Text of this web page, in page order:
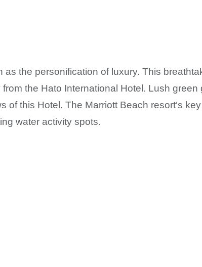
the personification of luxury. This
the Hato International Hotel. Lush
of this Hotel. The Marriott Beach resort‘s
water activity spots.